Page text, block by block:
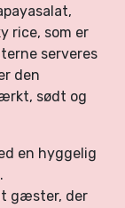
rice, som er
serveres
den
sødt og
en hyggelig
gæster, der